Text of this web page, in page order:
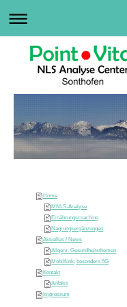
Home
MNLS-Analyse
Ernährungscoaching
Nagrungsergänzungen
Aktuelles / News
Allgem. Gesundheitsthemen
Mobilfunk, besonders 5G
Kontakt
Anfahrt
Impressum